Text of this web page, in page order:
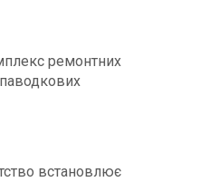
ремонтних
встановлює